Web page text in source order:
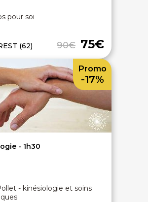
pour soi
90€ 75€
(62)
- 1h30
- kinésiologie et soins
Promo
-17%
discute ?
CLIENTS LeBienEtre.fr
Email